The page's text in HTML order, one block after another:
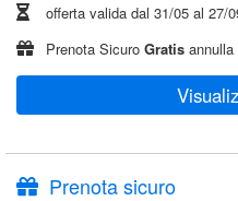
offerta valida dal 31/05 al 27/
Prenota Sicuro Gratis
Prenota sicuro